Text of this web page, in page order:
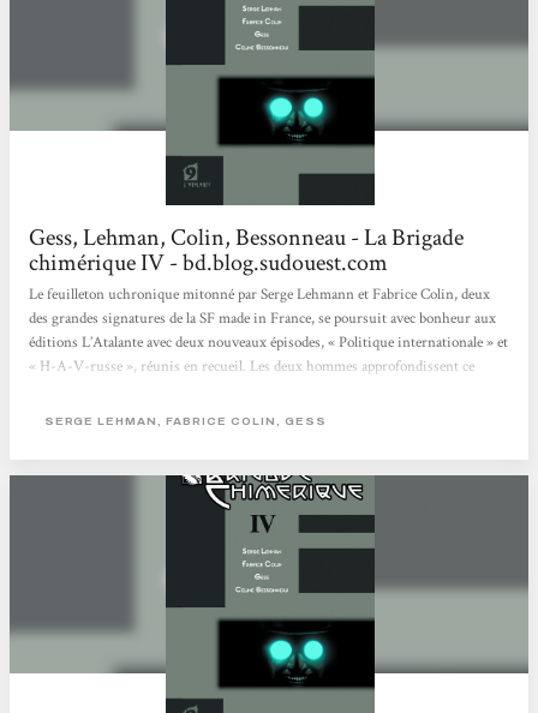
Gess, Lehman, Colin, Bessonneau - La Brigade
chimérique IV - bd.blog.sudouest.com
Le feuilleton uchronique mitonné par Serge Lehmann et Fabrice Colin, deux
des grandes signatures de la SF made in France, se poursuit avec bonheur aux
éditions L’Atalante avec deux nouveaux épisodes, « Politique internationale » et
« H-A-V-russe », réunis en recueil. Les deux hommes approfondissent ce
années 20. Ils mettent en avant un Nyctalope obsédé par sa propre gloire leurré
développe l’armée...
SERGE LEHMAN, FABRICE COLIN, GESS